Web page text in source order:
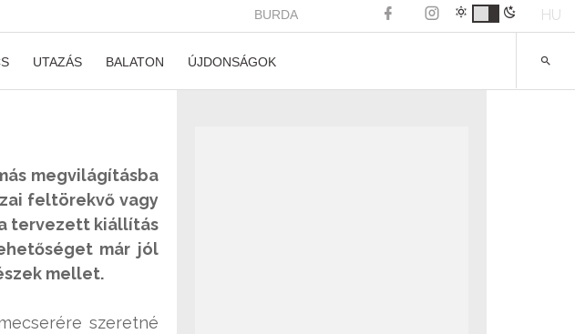
BURDA HU
UTAZÁS BALATON ÚJDONSÁGOK
megvilágításba
feltörekvő vagy
tervezett kiállítás
már jól
mellet.
szeretné